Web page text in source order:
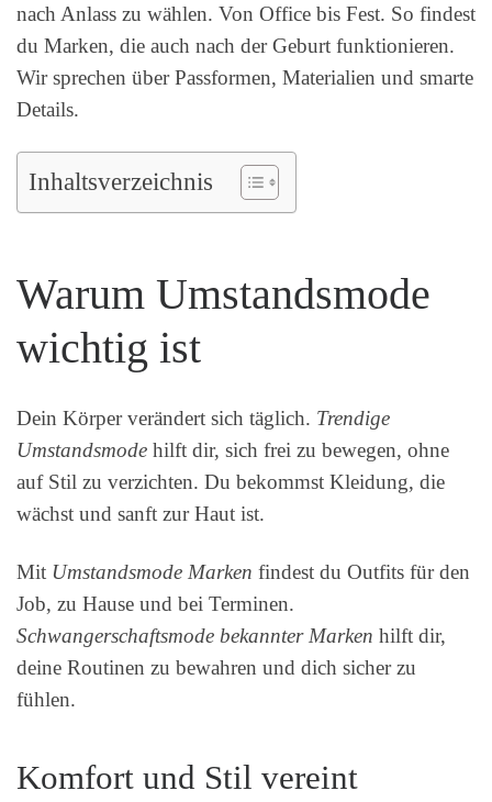
nach Anlass zu wählen. Von Office bis Fest. So findest
du Marken, die auch nach der Geburt funktionieren.
Wir sprechen über Passformen, Materialien und smarte
Details.
Inhaltsverzeichnis
Warum Umstandsmode
wichtig ist
Dein Körper verändert sich täglich. Trendige
Umstandsmode hilft dir, sich frei zu bewegen, ohne
auf Stil zu verzichten. Du bekommst Kleidung, die
wächst und sanft zur Haut ist.
Mit Umstandsmode Marken findest du Outfits für den
Job, zu Hause und bei Terminen.
Schwangerschaftsmode bekannter Marken hilft dir,
deine Routinen zu bewahren und dich sicher zu
fühlen.
Komfort und Stil vereint